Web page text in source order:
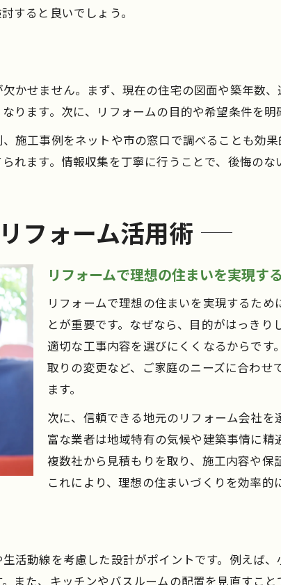
すると良いでしょう。
かせません。まず、現在の住宅の図面や築年数
ります。次に、リフォームの目的や希望条件を明
施工事例をネットや市の窓口で調べることも効
れます。情報収集を丁寧に行うことで、後悔のな
フォーム活用術
リフォームで理想の住まいを実現す
リフォームで理想の住まいを実現するた
とが重要です。なぜなら、目的がはっき
適切な工事内容を選びにくくなるからで
取りの変更など、ご家庭のニーズに合わせ
ます。
次に、信頼できる地元のリフォーム会社
富な業者は地域特有の気候や建築事情に
複数社から見積もりを取り、施工内容や保
これにより、理想の住まいづくりを効率的
活動線を考慮した設計がポイントです。例えば
また、キッチンやバスルームの配置を見直すこ